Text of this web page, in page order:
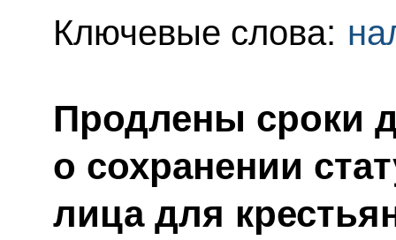
Ключевые слова:
Продлены сроки
о сохранении
лица для